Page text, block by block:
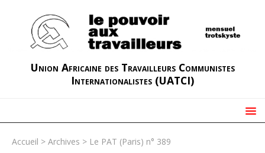
Union Africaine des Travailleurs Communistes
Internationalistes (UATCI)
Accueil > Archives > Le PAT (Paris) n° 389